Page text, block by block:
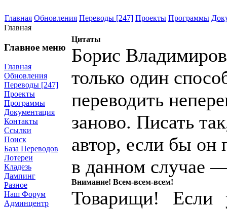
Главная Обновления Переводы [247] Проекты Программы
Главная
Главное меню
Главная
Обновления
Переводы [247]
Проекты
Программы
Документация
Контакты
Ссылки
Поиск
База Переводов
Лотереи
Кладезь
Дампинг
Разное
Наш Форум
Админцентр
Цитаты
Борис
только один
переводить
заново. Писать
автор, если бы он
в данном случае
Внимание! Всем-всем-всем!
Товарищи! Если